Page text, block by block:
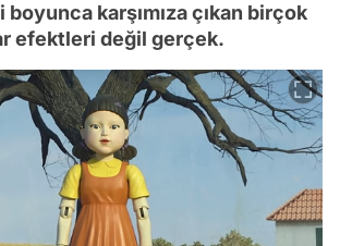
karşımıza çıkan birçok
efektleri değil gerçek.